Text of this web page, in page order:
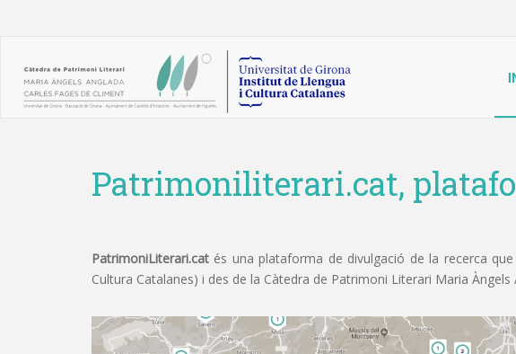
Patrimoniliterari.cat,
PatrimoniLiterari.cat és una plataforma de divulgació de la recerca
Cultura Catalanes) i des de la Càtedra de Patrimoni Literari Maria